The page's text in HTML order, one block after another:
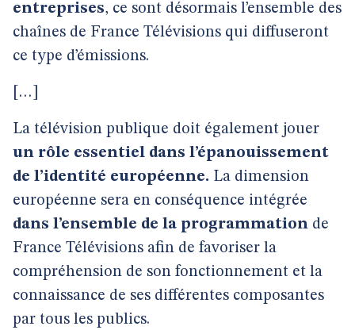
entreprises, ce sont désormais l’ensemble des
chaînes de France Télévisions qui diffuseront
ce type d’émissions.
[…]
La télévision publique doit également jouer
un rôle essentiel dans l’épanouissement
de l’identité européenne. La dimension
européenne sera en conséquence intégrée
dans l’ensemble de la programmation de
France Télévisions afin de favoriser la
compréhension de son fonctionnement et la
connaissance de ses différentes composantes
par tous les publics.